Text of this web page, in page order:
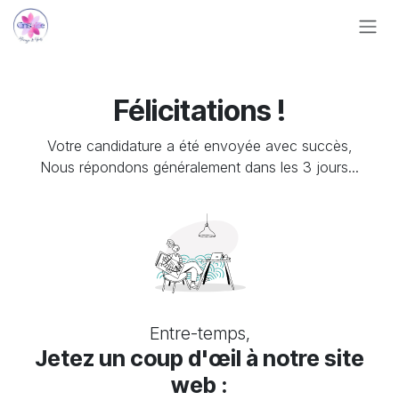
Se rendre au contenu
Félicitations !
Votre candidature a été envoyée avec succès,
Nous répondons généralement dans les 3 jours...
Entre-temps,
Jetez un coup d'œil à notre site
web :